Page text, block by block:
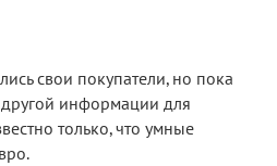
свои покупатели, но пока
информации для
только, что умные